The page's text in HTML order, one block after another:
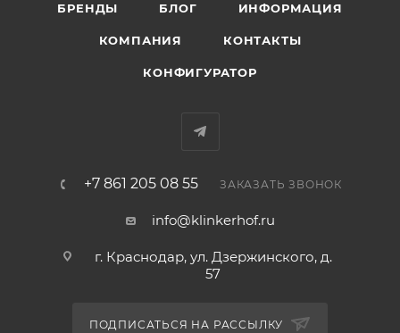
БРЕНДЫ БЛОГ ИНФОРМАЦИЯ
КОМПАНИЯ КОНТАКТЫ
КОНФИГУРАТОР
+7 861 205 08 55 ЗАКАЗАТЬ ЗВОНОК
info@klinkerhof.ru
г. Краснодар, ул. Дзержинского, д.
57
ПОДПИСАТЬСЯ НА РАССЫЛКУ